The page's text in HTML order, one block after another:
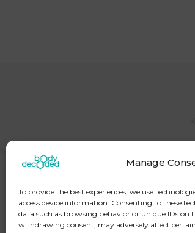
Manage
To provide the best experiences, we use
access device information. Consenting to these
data such as browsing behavior or unique IDs on
withdrawing consent, may adversely affect